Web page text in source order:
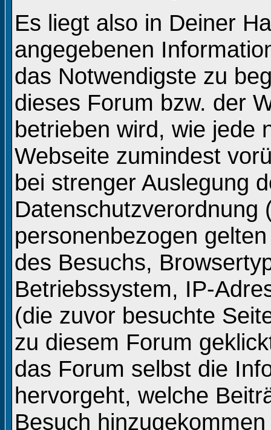
Es liegt also in Deiner
angegebenen
das Notwendigste zu
dieses Forum bzw. der
betrieben wird, wie jede
Webseite zumindest
bei strenger Auslegung
Datenschutzverordnung
personenbezogen
des Besuchs,
Betriebssystem, IP-
(die zuvor besuchte
zu diesem Forum
das Forum selbst die
hervorgeht, welche
Besuch